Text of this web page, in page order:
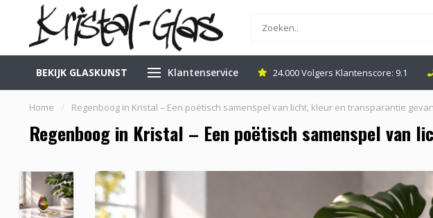
BEKIJK GLASKUNST Klantenservice
in Leerdam Gratis Veilig Verzenden 24.000 Volgers Klantenscore: 9.1
Home / Regenboog in Kristal – Een poëtisch samenspel van licht, kleur en transparantie
Regenboog in Kristal – Een poëtisch samenspel